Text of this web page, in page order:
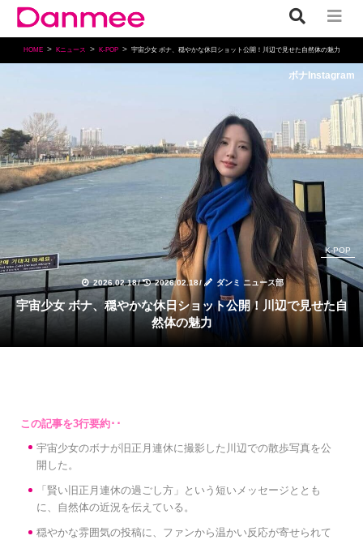
HOME Kニュース K-POP 宇宙少女 ボナ、穏やかな休日ショット公開！川辺で見せた自然体の魅力
ボナInstagram
2026.02.18/ 2026.02.18/ ダンミ ニュース部
K-POP
宇宙少女 ボナ、穏やかな休日ショット公開！川辺で見せた自
然体の魅力
宇宙少女のボナが旧正月連休に撮影した川辺での散歩写真を公
開した。
「賢い旧正月連休の過ごし方」という短いメッセージととも
に、自然体の近況を伝えている。
穏やかな雰囲気の投稿に、ファンから温かい反応が寄せられて